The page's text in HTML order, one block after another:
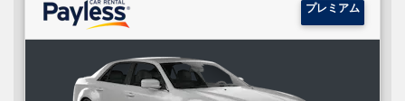
プレミアム